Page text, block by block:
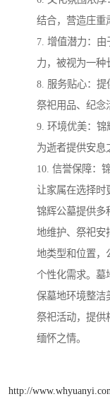
结合，营造庄重
7. 增值潜力：
力，被视为一种
8. 服务贴心：
祭祀用品、纪念
9. 环境优美：锦
为逝者提供安息
10. 信誉保障：
让家属在选择时
锦辉公墓提供多
地维护、祭祀安
地类型和位置，
个性化需求。墓
保墓地环境整洁
祭祀活动，提供
缅怀之情。
http://